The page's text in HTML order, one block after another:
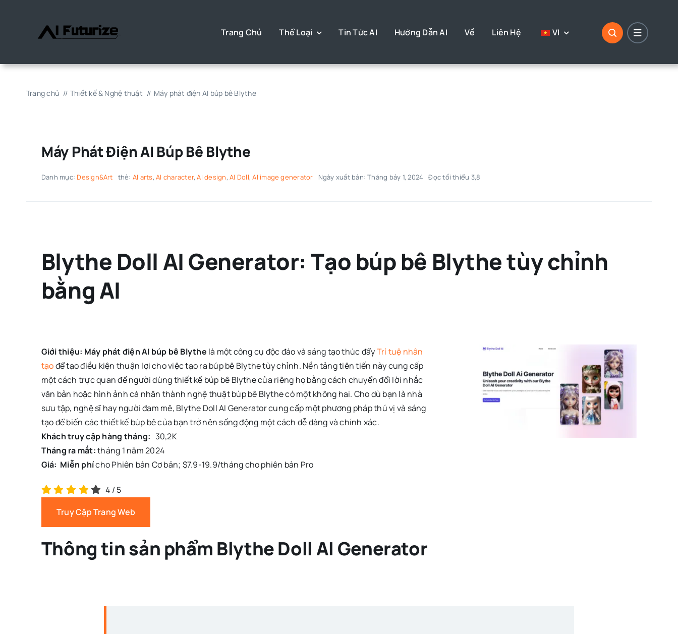
Trang Chủ Thể Loại Tin Tức AI Hướng Dẫn AI Về Liên Hệ VI
Trang chủ Thiết kế & Nghệ thuật Máy phát điện AI búp bê Blythe
Máy Phát Điện AI Búp Bê Blythe
Danh mục: Design&Art thẻ: AI arts,AI character,AI design,AI Doll,AI image generator Ngày xuất bản: Tháng bảy 1, 2024 Đọc tối thiểu 3,8
Blythe Doll AI Generator: Tạo búp bê Blythe tùy chỉnh
bằng AI
Giới thiệu: Máy phát điện AI búp bê Blythe là một công cụ độc đáo và sáng tạo thúc đẩyTrí tuệ nhân
tạođể tạo điều kiện thuận lợi cho việc tạo ra búp bê Blythe tùy chỉnh. Nền tảng tiên tiến này cung cấp
một cách trực quan để người dùng thiết kế búp bê Blythe của riêng họ bằng cách chuyển đổi lời nhắc
văn bản hoặc hình ảnh cá nhân thành nghệ thuật búp bê Blythe có một không hai. Cho dù bạn là nhà
sưu tập, nghệ sĩ hay người đam mê, Blythe Doll AI Generator cung cấp một phương pháp thú vị và sáng
tạo để biến các thiết kế búp bê của bạn trở nên sống động một cách dễ dàng và chính xác.
Khách truy cập hàng tháng: 30,2K
Tháng ra mắt:tháng 1 năm 2024
Giá: Miễn phícho Phiên bản Cơ bản; $7.9-19.9/tháng cho phiên bản Pro
4 / 5
Truy Cập Trang Web
Thông tin sản phẩm Blythe Doll AI Generator